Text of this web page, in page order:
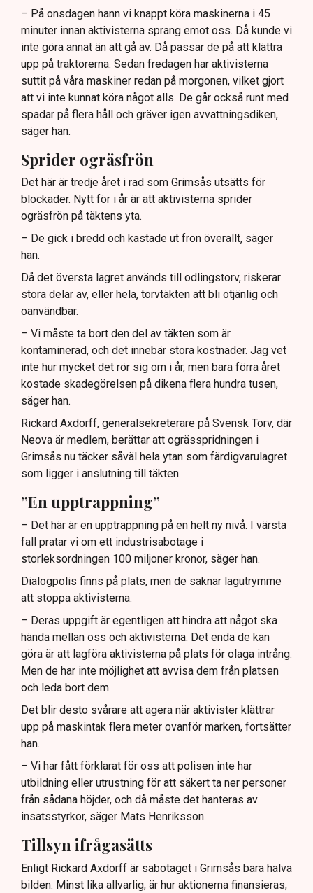
aktivisternas handlingar.
Frågor kvarstår om finansiering av illegal aktivism.
– På onsdagen hann vi knappt köra maskinerna i 45
minuter innan aktivisterna sprang emot oss. Då kunde vi
inte göra annat än att gå av. Då passar de på att klättra
upp på traktorerna. Sedan fredagen har aktivisterna
suttit på våra maskiner redan på morgonen, vilket gjort
att vi inte kunnat köra något alls. De går också runt med
spadar på flera håll och gräver igen avvattningsdiken,
säger han.
Sprider ogräsfrön
Det här är tredje året i rad som Grimsås utsätts för
blockader. Nytt för i år är att aktivisterna sprider
ogräsfrön på täktens yta.
– De gick i bredd och kastade ut frön överallt, säger
han.
Då det översta lagret används till odlingstorv, riskerar
stora delar av, eller hela, torvtäkten att bli otjänlig och
oanvändbar.
– Vi måste ta bort den del av täkten som är
kontaminerad, och det innebär stora kostnader. Jag vet
inte hur mycket det rör sig om i år, men bara förra året
kostade skadegörelsen på dikena flera hundra tusen,
säger han.
Rickard Axdorff, generalsekreterare på Svensk Torv, där
Neova är medlem, berättar att ogrässpridningen i
Grimsås nu täcker såväl hela ytan som färdigvarulagret
som ligger i anslutning till täkten.
”En upptrappning”
– Det här är en upptrappning på en helt ny nivå. I värsta
fall pratar vi om ett industrisabotage i
storleksordningen 100 miljoner kronor, säger han.
Dialogpolis finns på plats, men de saknar lagutrymme
att stoppa aktivisterna.
– Deras uppgift är egentligen att hindra att något ska
hända mellan oss och aktivisterna. Det enda de kan
göra är att lagföra aktivisterna på plats för olaga intrång.
Men de har inte möjlighet att avvisa dem från platsen
och leda bort dem.
Det blir desto svårare att agera när aktivister klättrar
upp på maskintak flera meter ovanför marken, fortsätter
han.
– Vi har fått förklarat för oss att polisen inte har
utbildning eller utrustning för att säkert ta ner personer
från sådana höjder, och då måste det hanteras av
insatsstyrkor, säger Mats Henriksson.
Tillsyn ifrågasätts
Enligt Rickard Axdorff är sabotaget i Grimsås bara halva
bilden. Minst lika allvarlig, är hur aktionerna finansieras,